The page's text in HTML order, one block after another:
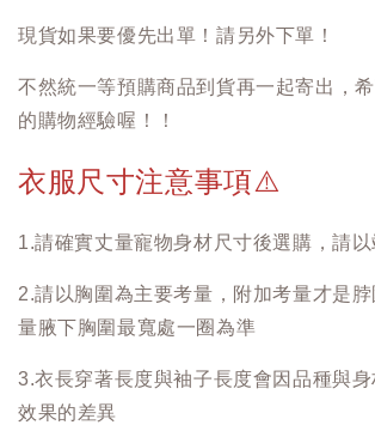
現貨如果要優先出單！請另外下單！
不然統一等預購商品到貨再一起寄出，
的購物經驗喔！！
衣服尺寸注意事項⚠️
1.請確實丈量寵物身材尺寸後選購，請以
2.請以胸圍為主要考量，附加考量才是
量腋下胸圍最寬處一圈為準
3.衣長穿著長度與袖子長度會因品種與
效果的差異